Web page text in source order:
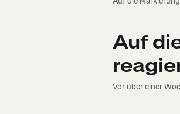
Auf
Vor über einer